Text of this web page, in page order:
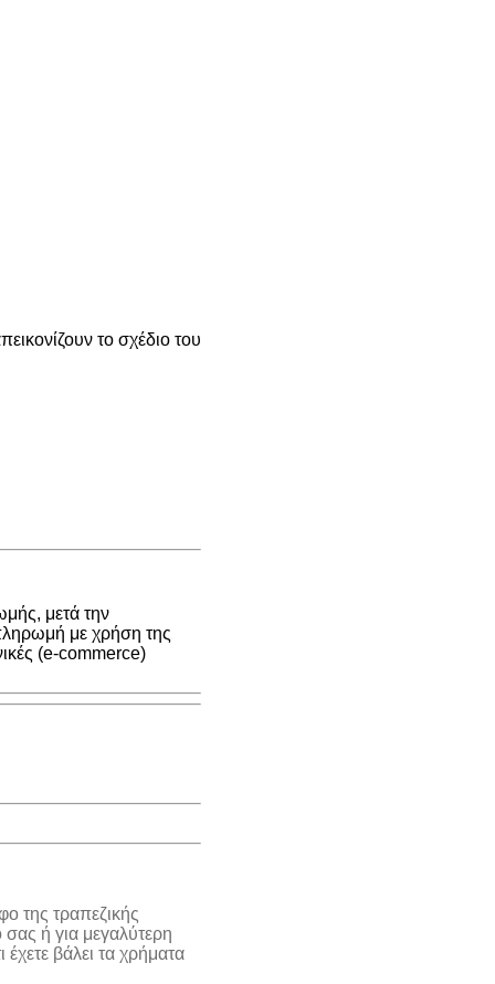
το σχέδιο του
μετά την
με χρήση της
(e-commerce)
της τραπεζικής
ή για μεγαλύτερη
βάλει τα χρήματα